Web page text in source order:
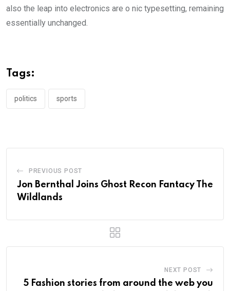
also the leap into electronics are o nic typesetting, remaining
essentially unchanged.
Tags:
politics sports
PREVIOUS POST
Jon Bernthal Joins Ghost Recon Fantacy The
Wildlands
NEXT POST
5 Fashion stories from around the web you